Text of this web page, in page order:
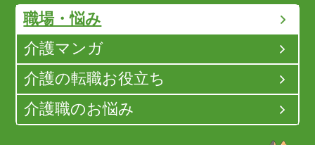
職場・悩み
介護マンガ
介護の転職お役立ち
介護職のお悩み